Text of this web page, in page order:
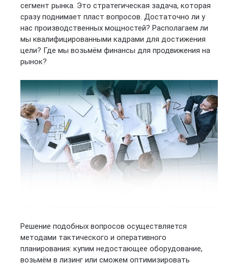
сегмент рынка. Это стратегическая задача, которая
сразу поднимает пласт вопросов. Достаточно ли у
нас производственных мощностей? Располагаем ли
мы квалифицированными кадрами для достижения
цели? Где мы возьмём финансы для продвижения на
рынок?
Решение подобных вопросов осуществляется
методами тактического и оперативного
планирования: купим недостающее оборудование,
возьмём в лизинг или сможем оптимизировать